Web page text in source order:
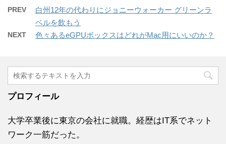
PREV
白州12年の代わりにジョニーウォーカー グリーンラ
ベルを飲もう
NEXT 色々あるeGPUボックスはどれがMac用にいいのか？
プロフィール
大学卒業後に東京の会社に就職。経歴はIT系でネット
ワーク一筋だった。